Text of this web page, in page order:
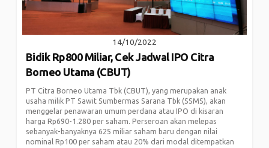
14/10/2022
Bidik Rp800 Miliar, Cek Jadwal IPO Citra
Borneo Utama (CBUT)
PT Citra Borneo Utama Tbk (CBUT), yang merupakan anak
usaha milik PT Sawit Sumbermas Sarana Tbk (SSMS), akan
menggelar penawaran umum perdana atau IPO di kisaran
harga Rp690-1.280 per saham. Perseroan akan melepas
sebanyak-banyaknya 625 miliar saham baru dengan nilai
nominal Rp100 per saham atau 20% dari modal ditempatkan